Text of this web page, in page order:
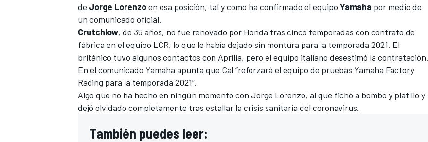
de Jorge Lorenzoen esa posición, tal y como ha confirmado el equipo Yamaha por medio de
un comunicado oficial.
Crutchlow, de 35 años, no fue renovado por Honda tras cinco temporadas con contrato de
fábrica en el equipo LCR, lo que le había dejado sin montura para la temporada 2021. El
británico tuvo algunos contactos con Aprilia, pero el equipo italiano desestimó la contratación.
En el comunicado Yamaha apunta que Cal “reforzará el equipo de pruebas Yamaha Factory
Racing para la temporada 2021”.
Algo que no ha hecho en ningún momento con Jorge Lorenzo, al que fichó a bombo y platillo y
dejó olvidado completamente tras estallar la crisis sanitaria del coronavirus.
También puedes leer: